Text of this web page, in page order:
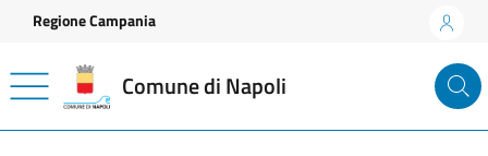
Vai ai contenuti
Vai al footer
Regione Campania
Comune di Napoli